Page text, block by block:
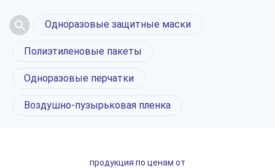
Одноразовые защитные маски
Полиэтиленовые пакеты
Одноразовые перчатки
Воздушно-пузырьковая пленка
продукция по ценам от